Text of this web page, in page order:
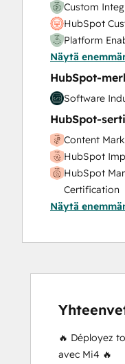
Custom
HubSpot
Platform
Näytä
HubSpot-
Software
HubSpot-
Content
HubSpot
HubSpot
Certification
HubSpot
Certification
HubSpot
Inbound
Marketing
Platform
Näytä
🔥 Déployez
avec Mi4 🔥